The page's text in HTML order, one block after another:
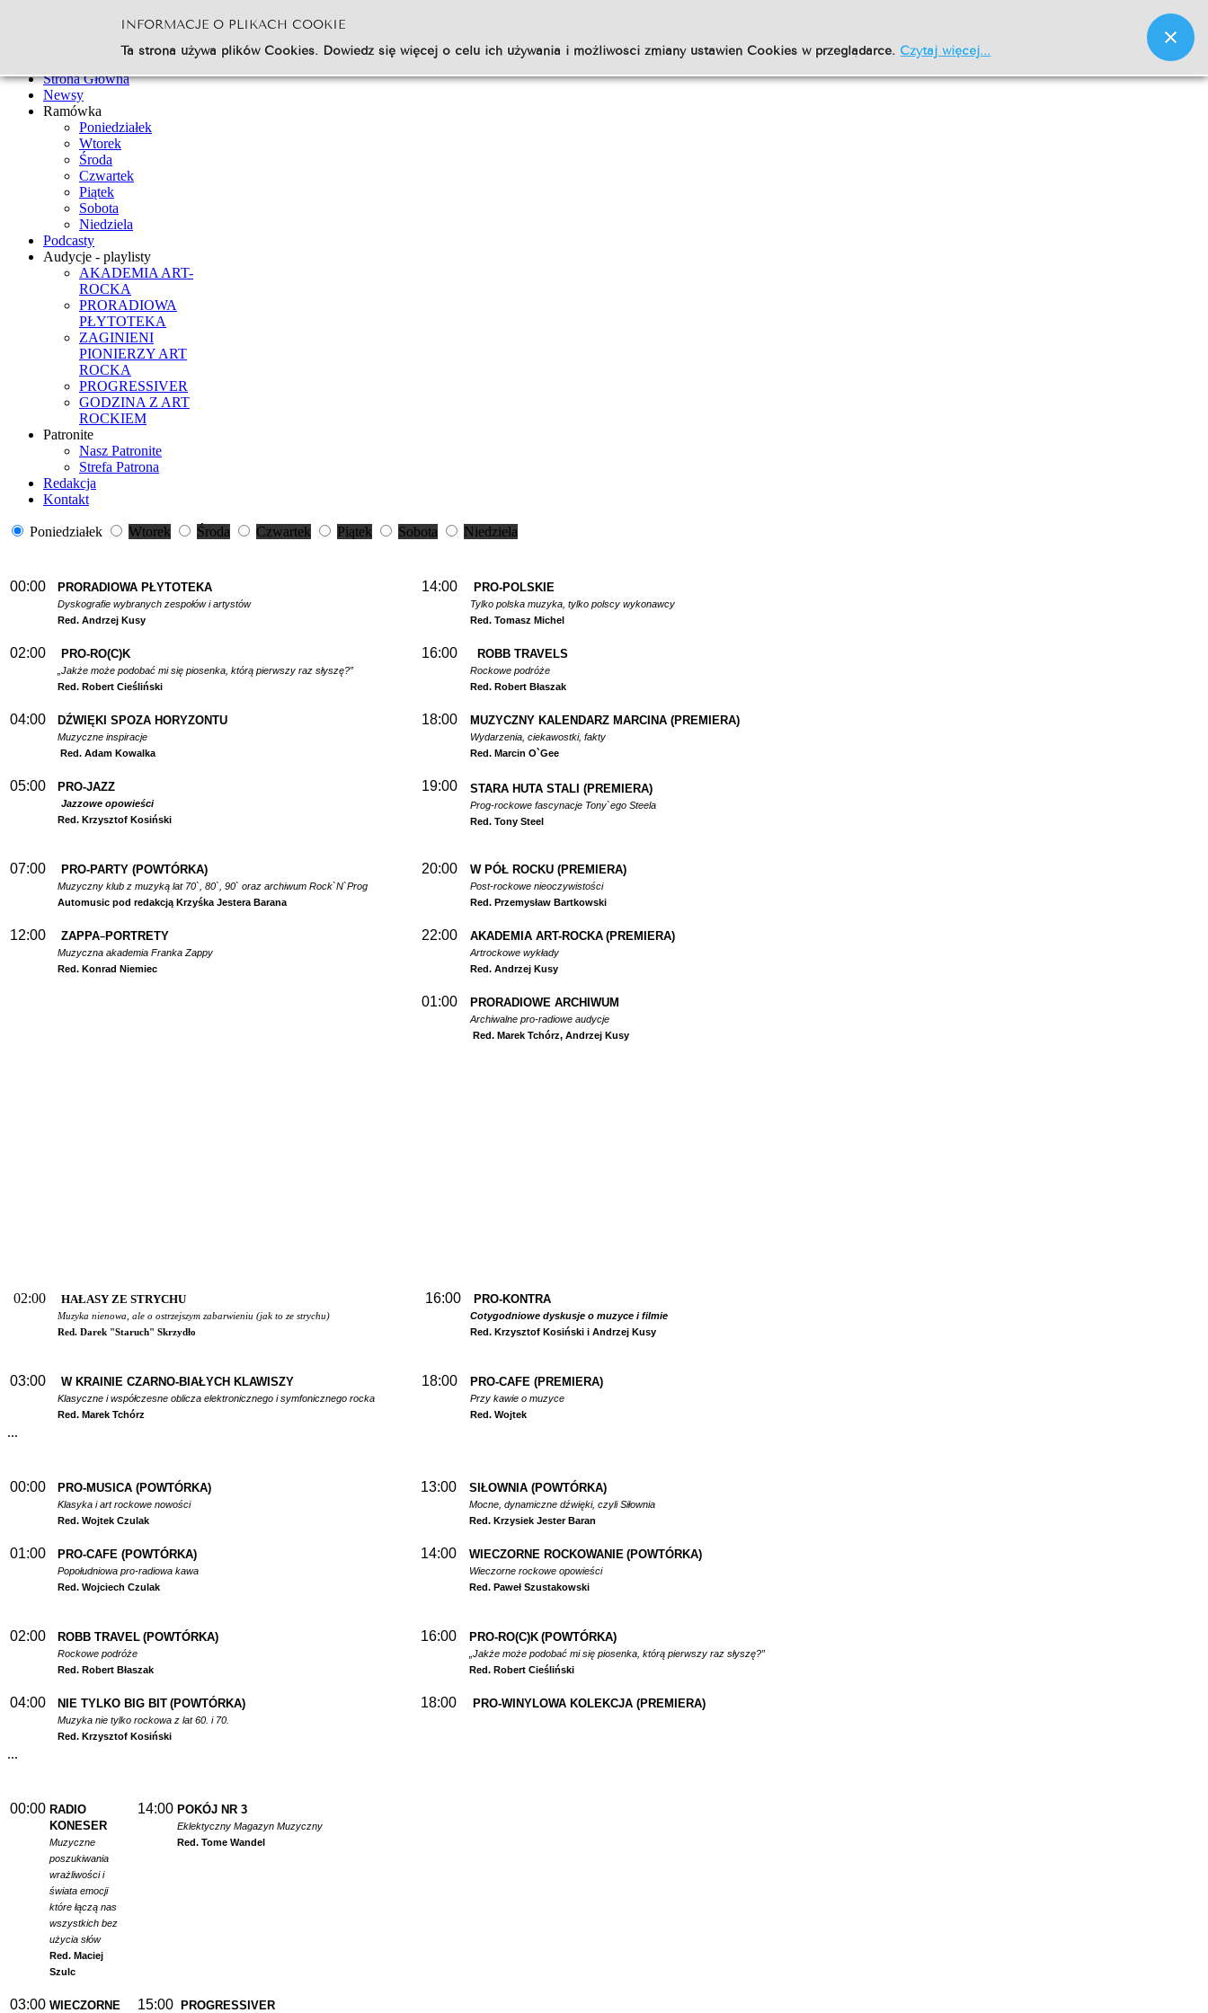
Go
Strona Główna
Newsy
Ramówka
Poniedziałek
Wtorek
Środa
Czwartek
Piątek
Sobota
Niedziela
Podcasty
Audycje - playlisty
AKADEMIA ART-
ROCKA
PRORADIOWA
PŁYTOTEKA
ZAGINIENI
PIONIERZY ART
ROCKA
PROGRESSIVER
GODZINA Z ART
ROCKIEM
Patronite
Nasz Patronite
Strefa Patrona
Redakcja
Kontakt
Poniedziałek Wtorek Środa Czwartek Piątek Sobota Niedziela
00:00 PRORADIOWA PŁYTOTEKA
Dyskografie wybranych zespołów i artystów
Red. Andrzej Kusy
14:00 PRO-POLSKIE
Tylko polska muzyka, tylko polscy wykonawcy
Red. Tomasz Michel
02:00 PRO-RO(C)K
„Jakże może podobać mi się piosenka, którą pierwszy raz słyszę?”
Red. Robert Cieśliński
16:00 ROBB TRAVELS
Rockowe podróże
Red. Robert Błaszak
04:00 DŹWIĘKI SPOZA HORYZONTU
Muzyczne inspiracje
Red. Adam Kowalka
18:00 MUZYCZNY KALENDARZ MARCINA (PREMIERA)
Wydarzenia, ciekawostki, fakty
Red. Marcin O`Gee
05:00 PRO-JAZZ
Jazzowe opowieści
Red. Krzysztof Kosiński
19:00 STARA HUTA STALI (PREMIERA)
Prog-rockowe fascynacje Tony`ego Steela
Red. Tony Steel
07:00 PRO-PARTY (POWTÓRKA)
Muzyczny klub z muzyką lat 70`, 80`, 90` oraz archiwum Rock`N`Prog
Automusic pod redakcją Krzyśka Jestera Barana
20:00 W PÓŁ ROCKU (PREMIERA)
Post-rockowe nieoczywistości
Red. Przemysław Bartkowski
12:00 ZAPPA–PORTRETY
Muzyczna akademia Franka Zappy
Red. Konrad Niemiec
22:00 AKADEMIA ART-ROCKA (PREMIERA)
Artrockowe wykłady
Red. Andrzej Kusy
01:00 PRORADIOWE ARCHIWUM
Archiwalne pro-radiowe audycje
Red. Marek Tchórz, Andrzej Kusy
02:00 HAŁASY ZE STRYCHU
Muzyka nienowa, ale o ostrzejszym zabarwieniu (jak to ze strychu)
Red. Darek "Staruch" Skrzydło
16:00 PRO-KONTRA
Cotygodniowe dyskusje o muzyce i filmie
Red. Krzysztof Kosiński i Andrzej Kusy
03:00 W KRAINIE CZARNO-BIAŁYCH KLAWISZY
Klasyczne i współczesne oblicza elektronicznego i symfonicznego rocka
Red. Marek Tchórz
18:00 PRO-CAFE (PREMIERA)
Przy kawie o muzyce
Red. Wojtek
...
00:00 PRO-MUSICA (POWTÓRKA)
Klasyka i art rockowe nowości
Red. Wojtek Czulak
13:00 SIŁOWNIA (POWTÓRKA)
Mocne, dynamiczne dźwięki, czyli Siłownia
Red. Krzysiek Jester Baran
01:00 PRO-CAFE (POWTÓRKA)
Popołudniowa pro-radiowa kawa
Red. Wojciech Czulak
14:00 WIECZORNE ROCKOWANIE (POWTÓRKA)
Wieczorne rockowe opowieści
Red. Paweł Szustakowski
02:00 ROBB TRAVEL (POWTÓRKA)
Rockowe podróże
Red. Robert Błaszak
16:00 PRO-RO(C)K (POWTÓRKA)
„Jakże może podobać mi się piosenka, którą pierwszy raz słyszę?”
Red. Robert Cieśliński
04:00 NIE TYLKO BIG BIT (POWTÓRKA)
Muzyka nie tylko rockowa z lat 60. i 70.
Red. Krzysztof Kosiński
18:00 PRO-WINYLOWA KOLEKCJA (PREMIERA)
...
00:00 RADIO
KONESER
Muzyczne
poszukiwania
wrażliwości i
świata emocji
które łączą nas
wszystkich bez
użycia słów
Red. Maciej
Szulc
14:00 POKÓJ NR 3
Eklektyczny Magazyn Muzyczny
Red. Tome Wandel
03:00 WIECZORNE
15:00 PROGRESSIVER
INFORMACJE O PLIKACH COOKIE
Ta strona używa plików Cookies. Dowiedz się więcej o celu ich używania i możliwości zmiany ustawień Cookies w przeglądarce.Czytaj więcej...